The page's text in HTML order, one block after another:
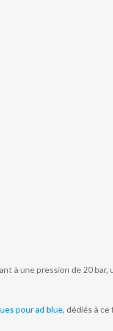
à une pression de 20 bar,
pour ad blue, dédiés à